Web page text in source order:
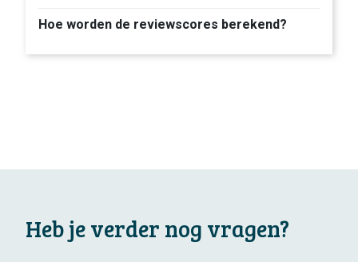
Hoe worden de reviewscores berekend?
Heb je verder nog vragen?